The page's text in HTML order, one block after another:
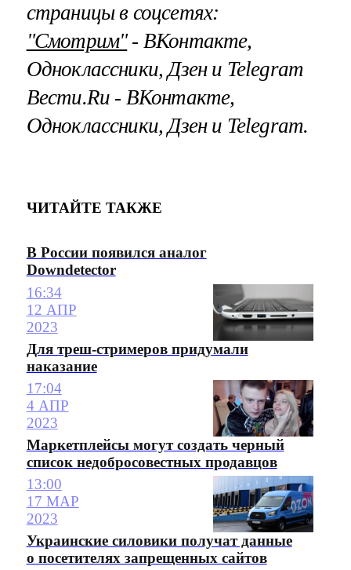
страницы в соцсетях:
"Смотрим"‐ ВКонтакте,
Одноклассники, Дзен и Telegram
Вести.Ru ‐ ВКонтакте,
Одноклассники, Дзен и Telegram.
ЧИТАЙТЕ ТАКЖЕ
В России появился аналог
Downdetector
16:34
12 АПР
2023
Для треш-стримеров придумали
наказание
17:04
4 АПР
2023
Маркетплейсы могут создать черный
список недобросовестных продавцов
13:00
17 МАР
2023
Украинские силовики получат данные
о посетителях запрещенных сайтов